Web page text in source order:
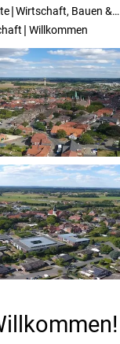
|Wirtschaft, Bauen &…
| Willkommen